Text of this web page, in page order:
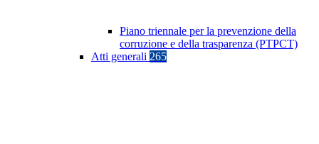
Piano triennale per la prevenzione della
corruzione e della trasparenza (PTPCT)
Atti generali 265